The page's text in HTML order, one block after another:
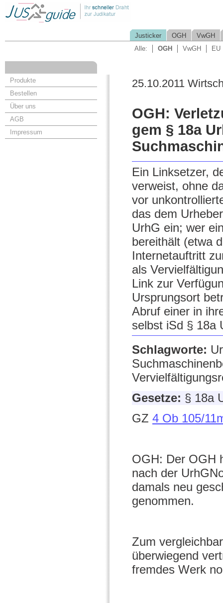
Justicker OGH
VwGH
Alle:
OGH VwGH EU
Produkte
Bestellen
Über uns
AGB
Impressum
25.10.2011
OGH:
gem § 18a
Ein Linksetzer,
verweist, ohne
vor
das dem
UrhG ein; wer
bereithält (etwa
Internetauftritt
als
Link zur
Ursprungsort
Abruf einer in
selbst iSd § 18a
Schlagworte:
Gesetze: § 18a
GZ 4 Ob 105/
OGH: Der OGH
nach der
damals neu
genommen.
Zum
überwiegend
fremdes Werk